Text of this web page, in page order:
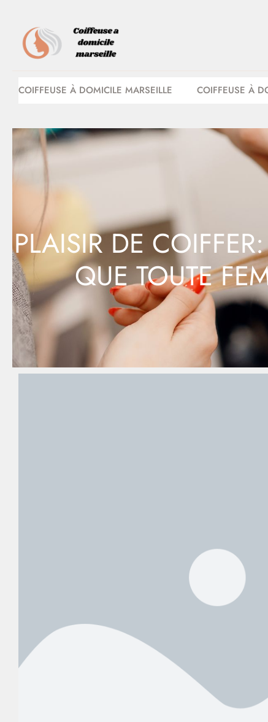
COIFFEUSE À DOMICILE MARSEILLE COIFFEUSE À
PLAISIR DE
QUE TOUTE